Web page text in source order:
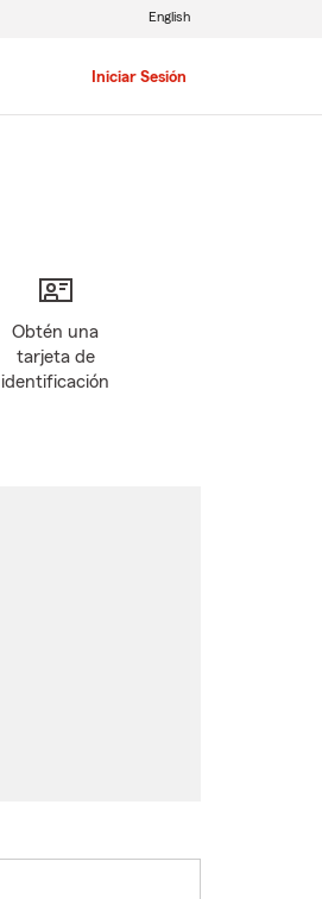
Iniciar Sesión
English
Obtén una
tarjeta de
identificación